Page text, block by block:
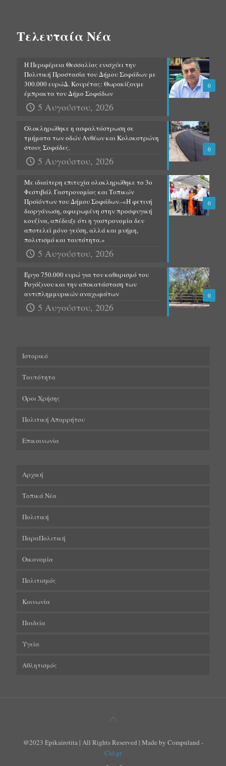
Τελευταία Νέα
0
Η Περιφέρεια Θεσσαλίας ενισχύει την
Πολιτική Προστασία του Δήμου Σοφάδων με
300.000 ευρώΔ. Κουρέτας: Θωρακίζουμε
έμπρακτα τον Δήμο Σοφάδων
5 Αυγούστου, 2026
0
Ολοκληρώθηκε η ασφαλτόστρωση σε
τμήματα των οδών Ανθέων και Κολοκοτρώνη
στους Σοφάδες.
5 Αυγούστου, 2026
0
Με ιδιαίτερη επιτυχία ολοκληρώθηκε το 3ο
Φεστιβάλ Γαστρονομίας και Τοπικών
Προϊόντων του Δήμου Σοφάδων.-«Η φετινή
διοργάνωση, αφιερωμένη στην προσφυγική
κουζίνα, απέδειξε ότι η γαστρονομία δεν
αποτελεί μόνο γεύση, αλλά και μνήμη,
πολιτισμό και ταυτότητα.»
5 Αυγούστου, 2026
0
Έργο 750.000 ευρώ για τον καθαρισμό του
Ρογόζινου και την αποκατάσταση των
αντιπλημμυρικών αναχωμάτων
5 Αυγούστου, 2026
Ιστορικό
Ταυτότητα
Όροι Χρήσης
Πολιτική Απορρήτου
Επικοινωνία
Αρχική
Τοπικά Νέα
Πολιτική
ΠαραΠολιτική
Οικονομία
Πολιτισμός
Κοινωνία
Παιδεία
Υγεία
Αθλητισμός
@2023 Epikairotita | All Rights Reserved | Made by Compuland -
Cld.gr